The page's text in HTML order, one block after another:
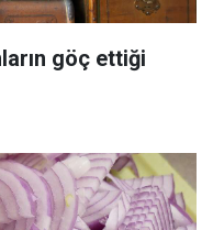
göç ettiği